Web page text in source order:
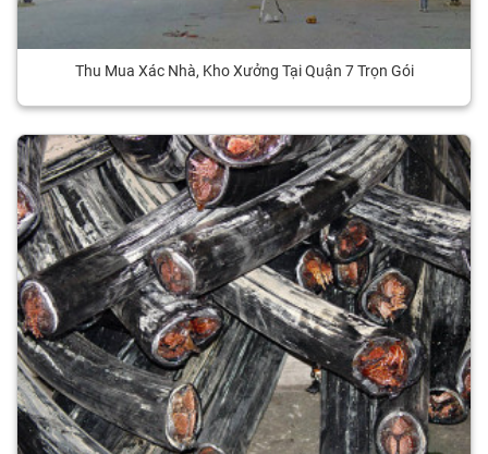
Thu Mua Xác Nhà, Kho Xưởng Tại Quận 7 Trọn Gói